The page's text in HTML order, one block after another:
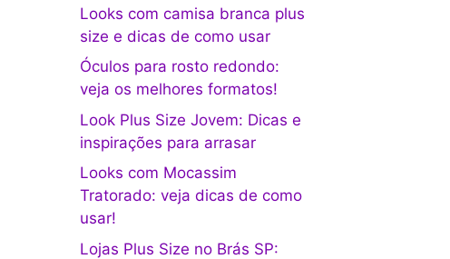
Looks com camisa branca plus
size e dicas de como usar
Óculos para rosto redondo:
veja os melhores formatos!
Look Plus Size Jovem: Dicas e
inspirações para arrasar
Looks com Mocassim
Tratorado: veja dicas de como
usar!
Lojas Plus Size no Brás SP: